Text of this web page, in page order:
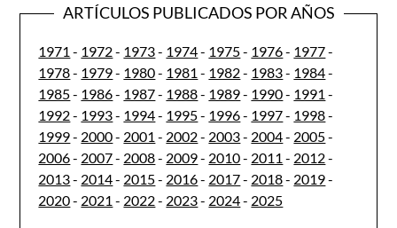
ARTÍCULOS PUBLICADOS POR AÑOS
1971 - 1972- 1973- 1974- 1975- 1976- 1977-
1978- 1979- 1980- 1981 - 1982- 1983- 1984-
1985- 1986- 1987- 1988- 1989- 1990- 1991 -
1992- 1993- 1994- 1995- 1996- 1997- 1998-
1999- 2000- 2001 - 2002- 2003- 2004- 2005-
2006- 2007- 2008- 2009- 2010- 2011 - 2012-
2013- 2014- 2015- 2016- 2017- 2018- 2019-
2020- 2021 - 2022- 2023- 2024- 2025